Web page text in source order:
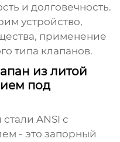
и долговечность.
устройство,
применение
типа клапанов.
из литой
под
ANSI с
- это запорный